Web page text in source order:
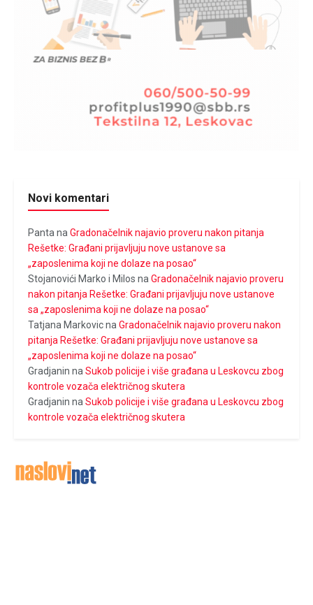
Novi komentari
PantanaGradonačelnik najavio proveru nakon pitanja
Rešetke: Građani prijavljuju nove ustanove sa
„zaposlenima koji ne dolaze na posao“
Stojanovići Marko i Milos naGradonačelnik najavio proveru
nakon pitanja Rešetke: Građani prijavljuju nove ustanove
sa „zaposlenima koji ne dolaze na posao“
Tatjana MarkovicnaGradonačelnik najavio proveru nakon
pitanja Rešetke: Građani prijavljuju nove ustanove sa
„zaposlenima koji ne dolaze na posao“
Gradjanin naSukob policije i više građana u Leskovcu zbog
kontrole vozača električnog skutera
Gradjanin naSukob policije i više građana u Leskovcu zbog
kontrole vozača električnog skutera